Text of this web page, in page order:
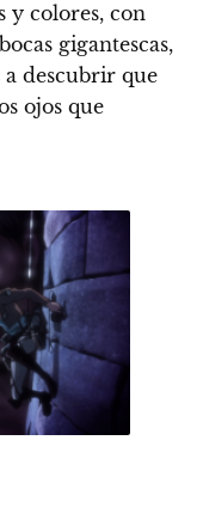
y colores, con
gigantescas,
a descubrir que
ojos que